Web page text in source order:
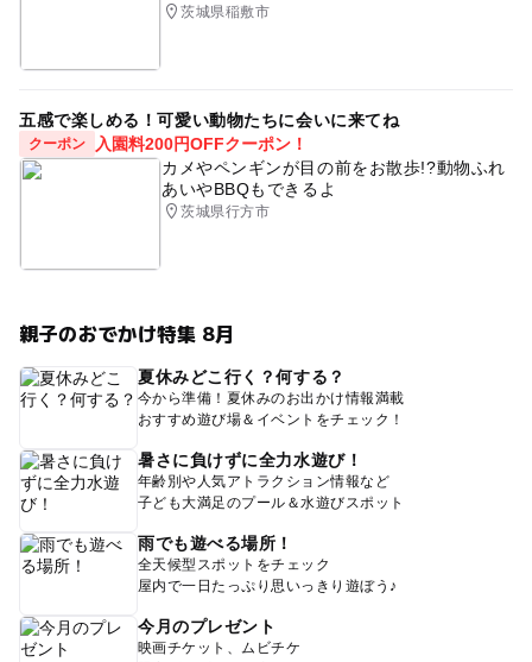
茨城県稲敷市
五感で楽しめる！可愛い動物たちに会いに来てね
クーポン
入園料200円OFFクーポン！
カメやペンギンが目の前をお散歩!?動物ふれ
あいやBBQもできるよ
茨城県行方市
親子のおでかけ特集 8月
夏休みどこ行く？何する？
今から準備！夏休みのお出かけ情報満載
おすすめ遊び場＆イベントをチェック！
暑さに負けずに全力水遊び！
年齢別や人気アトラクション情報など
子ども大満足のプール＆水遊びスポット
雨でも遊べる場所！
全天候型スポットをチェック
屋内で一日たっぷり思いっきり遊ぼう♪
今月のプレゼント
映画チケット、ムビチケ